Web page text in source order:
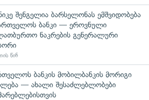
შენგელია ბარსელონას ემშვიდობება
ბანკი — ეროვნული
ნაკრების გენერალური
წინ
ბანკის მობილბანკის მორიგი
— ახალი შესაძლებლობები